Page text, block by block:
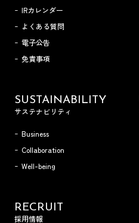
IRカレンダー
よくある質問
電子公告
免責事項
SUSTAINABILITY
サステナビリティ
Business
Collaboration
Well-being
RECRUIT
採用情報